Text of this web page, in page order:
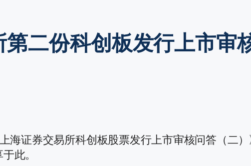
第二份科创板发行上市审
海证券交易所科创板股票发行上市审核问答（二
此。